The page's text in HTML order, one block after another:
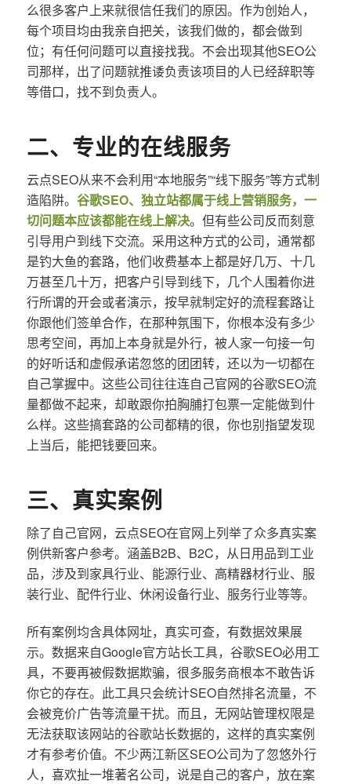
么很多客户上来就很信任我们的原因。作为创始人，
每个项目均由我亲自把关，该我们做的，都会做到
位；有任何问题可以直接找我。不会出现其他SEO公
司那样，出了问题就推诿负责该项目的人已经辞职等
等借口，找不到负责人。
二、专业的在线服务
云点SEO从来不会利用“本地服务”“线下服务”等方式制
造陷阱。 谷歌SEO、独立站都属于线上营销服务，一
切问题本应该都能在线上解决。但有些公司反而刻意
引导用户到线下交流。采用这种方式的公司，通常都
是钓大鱼的套路，他们收费基本上都是好几万、十几
万甚至几十万，把客户引导到线下，几个人围着你进
行所谓的开会或者演示，按早就制定好的流程套路让
你跟他们签单合作，在那种氛围下，你根本没有多少
思考空间，再加上本身就是外行，被人家一句接一句
的好听话和虚假承诺忽悠的团团转，还以为一切都在
自己掌握中。这些公司往往连自己官网的谷歌SEO流
量都做不起来，却敢跟你拍胸脯打包票一定能做到什
么样。这些搞套路的公司都精的很，你也别指望发现
上当后，能把钱要回来。
三、真实案例
除了自己官网，云点SEO在官网上列举了众多真实案
例供新客户参考。涵盖B2B、B2C，从日用品到工业
品，涉及到家具行业、能源行业、高精器材行业、服
装行业、配件行业、休闲设备行业、服务行业等等。
所有案例均含具体网址，真实可查，有数据效果展
示。数据来自Google官方站长工具，谷歌SEO必用工
具，不要再被假数据欺骗，很多服务商根本不敢告诉
你它的存在。此工具只会统计SEO自然排名流量，不
会被竞价广告等流量干扰。而且，无网站管理权限是
无法获取该网站的谷歌站长数据的，这样的真实案例
才有参考价值。不少两江新区SEO公司为了忽悠外行
人，喜欢扯一堆著名公司，说是自己的客户，放在案